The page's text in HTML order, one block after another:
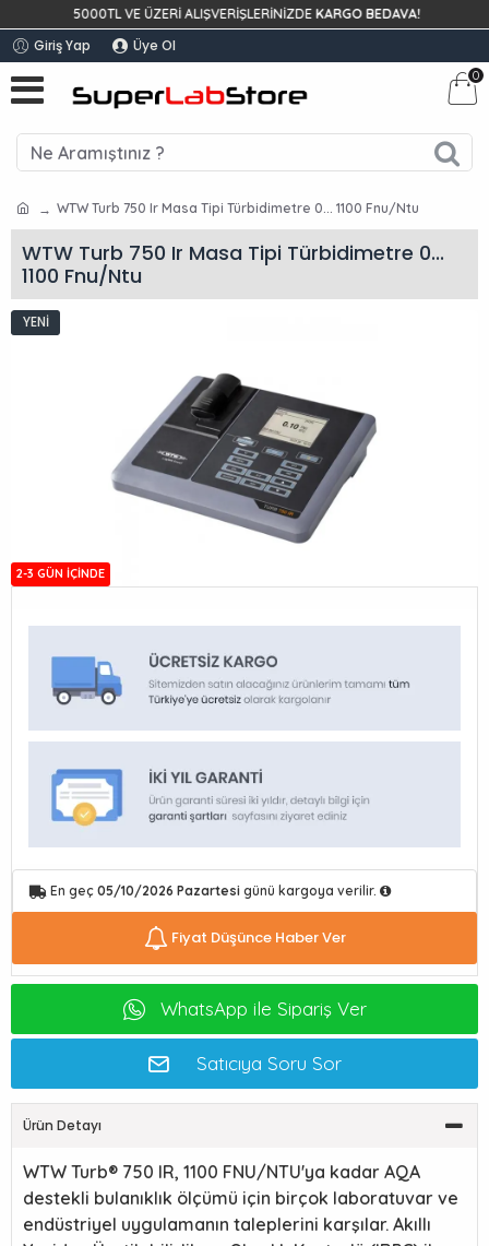
5000TL VE ÜZERİ ALIŞVERİŞLERİNİZDEKARGO BEDAVA!
Giriş Yap Üye Ol
0
WTW Turb 750 Ir Masa Tipi Türbidimetre 0... 1100 Fnu/Ntu
WTW Turb 750 Ir Masa Tipi Türbidimetre 0...
1100 Fnu/Ntu
YENI
2-3 GÜN IÇINDE
En geç 05/10/2026 Pazartesi günü kargoya verilir.
Fiyat Düşünce Haber Ver
WhatsApp ile Sipariş Ver
Satıcıya Soru Sor
Ürün Detayı
WTW Turb® 750 IR, 1100 FNU/NTU'ya kadar AQA
destekli bulanıklık ölçümü için birçok laboratuvar ve
endüstriyel uygulamanın taleplerini karşılar. Akıllı